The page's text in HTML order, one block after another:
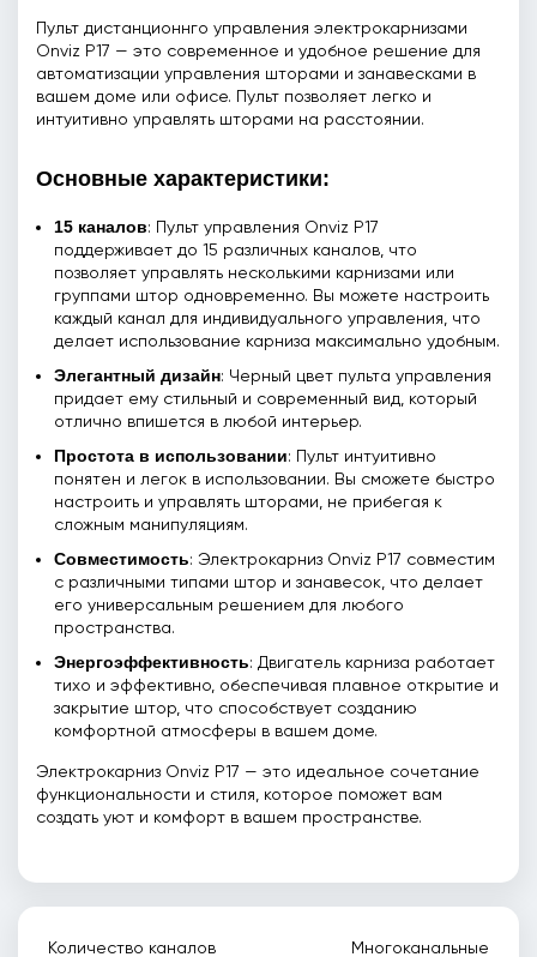
Пульт дистанционнго управления электрокарнизами
Onviz P17 — это современное и удобное решение для
автоматизации управления шторами и занавесками в
вашем доме или офисе. Пульт позволяет легко и
интуитивно управлять шторами на расстоянии.
Основные характеристики:
15 каналов: Пульт управления Onviz P17
поддерживает до 15 различных каналов, что
позволяет управлять несколькими карнизами или
группами штор одновременно. Вы можете настроить
каждый канал для индивидуального управления, что
делает использование карниза максимально удобным.
Элегантный дизайн: Черный цвет пульта управления
придает ему стильный и современный вид, который
отлично впишется в любой интерьер.
Простота в использовании: Пульт интуитивно
понятен и легок в использовании. Вы сможете быстро
настроить и управлять шторами, не прибегая к
сложным манипуляциям.
Совместимость: Электрокарниз Onviz P17 совместим
с различными типами штор и занавесок, что делает
его универсальным решением для любого
пространства.
Энергоэффективность: Двигатель карниза работает
тихо и эффективно, обеспечивая плавное открытие и
закрытие штор, что способствует созданию
комфортной атмосферы в вашем доме.
Электрокарниз Onviz P17 — это идеальное сочетание
функциональности и стиля, которое поможет вам
создать уют и комфорт в вашем пространстве.
Количество каналов Многоканальные